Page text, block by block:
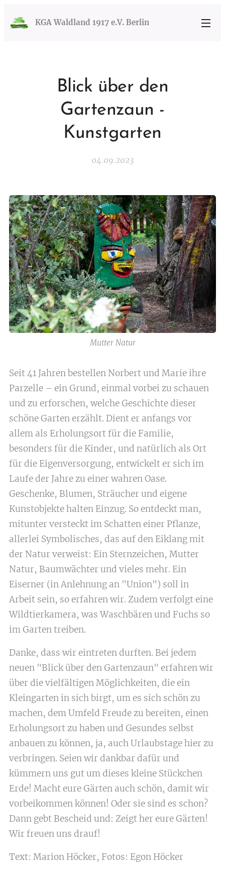
KGA Waldland 1917 e.V. Berlin
Blick über den
Gartenzaun -
Kunstgarten
04.09.2023
Mutter Natur
Seit 41 Jahren bestellen Norbert und Marie ihre
Parzelle – ein Grund, einmal vorbei zu schauen
und zu erforschen, welche Geschichte dieser
schöne Garten erzählt. Dient er anfangs vor
allem als Erholungsort für die Familie,
besonders für die Kinder, und natürlich als Ort
für die Eigenversorgung, entwickelt er sich im
Laufe der Jahre zu einer wahren Oase.
Geschenke, Blumen, Sträucher und eigene
Kunstobjekte halten Einzug. So entdeckt man,
mitunter versteckt im Schatten einer Pflanze,
allerlei Symbolisches, das auf den Eiklang mit
der Natur verweist: Ein Sternzeichen, Mutter
Natur, Baumwächter und vieles mehr. Ein
Eiserner (in Anlehnung an "Union") soll in
Arbeit sein, so erfahren wir. Zudem verfolgt eine
Wildtierkamera, was Waschbären und Fuchs so
im Garten treiben.
Danke, dass wir eintreten durften. Bei jedem
neuen "Blick über den Gartenzaun" erfahren wir
über die vielfältigen Möglichkeiten, die ein
Kleingarten in sich birgt, um es sich schön zu
machen, dem Umfeld Freude zu bereiten, einen
Erholungsort zu haben und Gesundes selbst
anbauen zu können, ja, auch Urlaubstage hier zu
verbringen. Seien wir dankbar dafür und
kümmern uns gut um dieses kleine Stückchen
Erde! Macht eure Gärten auch schön, damit wir
vorbeikommen können! Oder sie sind es schon?
Dann gebt Bescheid und: Zeigt her eure Gärten!
Wir freuen uns drauf!
Text: Marion Höcker, Fotos: Egon Höcker